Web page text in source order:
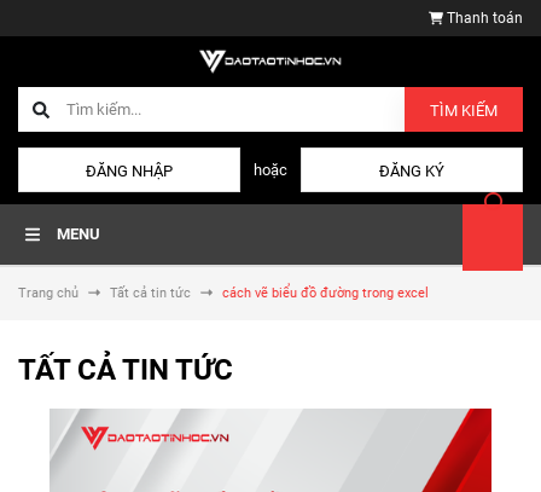
Thanh toán
TÌM KIẾM
ĐĂNG NHẬP hoặc ĐĂNG KÝ
MENU
Trang chủ Tất cả tin tức cách vẽ biểu đồ đường trong excel
TẤT CẢ TIN TỨC